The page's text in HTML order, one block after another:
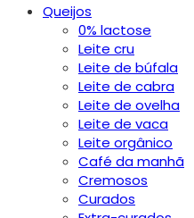
Queijos
0% lactose
Leite cru
Leite de búfala
Leite de cabra
Leite de ovelha
Leite de vaca
Leite orgânico
Café da manhã
Cremosos
Curados